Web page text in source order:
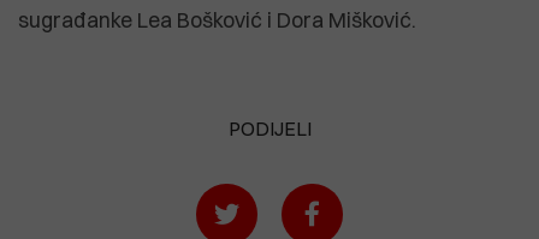
sugrađanke Lea Bošković i Dora Mišković.
PODIJELI